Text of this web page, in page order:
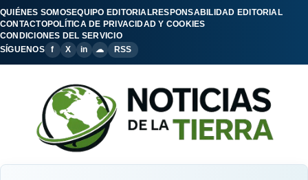
QUIÉNES SOMOSEQUIPO EDITORIALRESPONSABILIDAD EDITORIAL
CONTACTOPOLÍTICA DE PRIVACIDAD Y COOKIES
CONDICIONES DEL SERVICIO
SÍGUENOS
f X in ☁ RSS